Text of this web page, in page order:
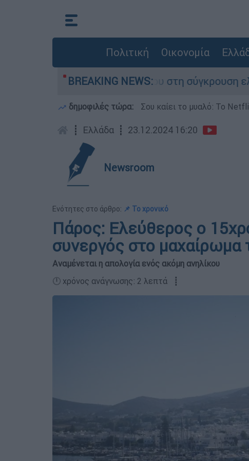
Πολιτική Οικονομία
BREAKING NEWS:
που έχασε τη ζωή του στη σύγκρουση
δημοφιλές τώρα: Σου καίει το μυαλό: Το
┋ Ελλάδα ┋ 23.12.2024 16:20
Newsroom
Ενότητες στο άρθρο: 📌 Το χρονικό
Πάρος: Ελεύθερος ο
συνεργός στο
Αναμένεται η απολογία ενός ακόμη ανηλίκου
🕛 χρόνος ανάγνωσης: 2 λεπτά ┋